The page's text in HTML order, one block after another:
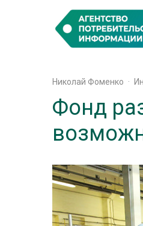
Николай Фоменко ·
Фонд